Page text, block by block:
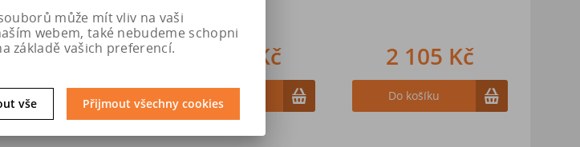
v Hradci Králové
2 070 Kč 2 105 Kč 2 105 Kč
Do košíku
může mít vliv na vaši
webem, také nebudeme schopni
základě vašich preferencí.
vše Přijmout všechny cookies